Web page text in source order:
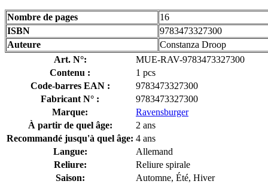
Nombre de pages
16
ISBN
9783473327300
Auteure
Constanza Droop
Art. N°:
MUE-RAV-9783473327300
Contenu :
1 pcs
Code-barres EAN :
9783473327300
Fabricant N° :
9783473327300
Marque:
Ravensburger
À partir de quel âge:
2 ans
Recommandé jusqu'à quel âge: 4 ans
Langue:
Allemand
Reliure:
Reliure spirale
Saison:
Automne, Été, Hiver